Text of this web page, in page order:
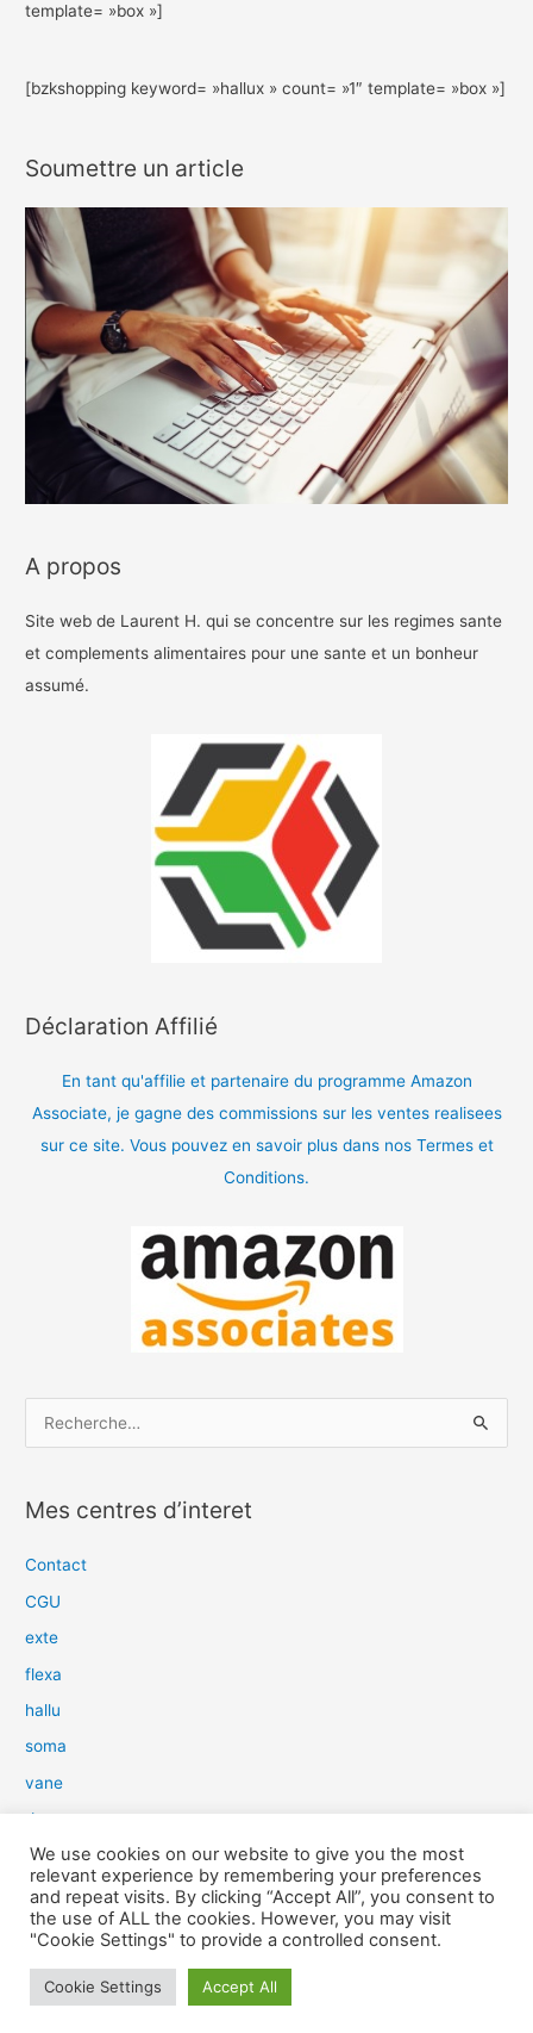
template= »box »]
[bzkshopping keyword= »hallux » count= »1″ template= »box »]
Soumettre un article
A propos
Site web de Laurent H. qui se concentre sur les regimes sante
et complements alimentaires pour une sante et un bonheur
assumé.
Déclaration Affilié
En tant qu'affilie et partenaire du programme Amazon
Associate, je gagne des commissions sur les ventes realisees
sur ce site. Vous pouvez en savoir plus dans nos Termes et
Conditions.
h
e
e
r
:
Mes centres d’interet
Contact
CGU
exte
flexa
hallu
soma
vane
dow
slim
aure
light
We use cookies on our website to give you the most
relevant experience by remembering your preferences
and repeat visits. By clicking “Accept All”, you consent to
the use of ALL the cookies. However, you may visit
"Cookie Settings" to provide a controlled consent.
Cookie Settings Accept All